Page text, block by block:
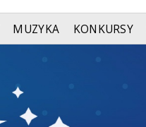
MUZYKA KONKURSY